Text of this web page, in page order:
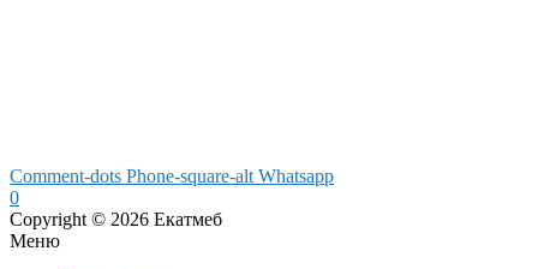
Comment-dots Phone-square-alt Whatsapp
0
Copyright © 2026 Екатмеб
Меню